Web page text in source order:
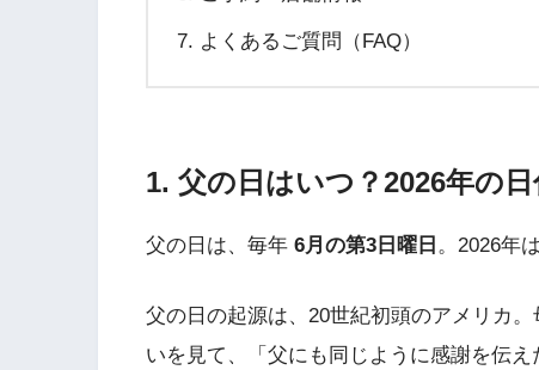
よくあるご質問（FAQ）
1. 父の日はいつ？2026年の
父の日は、毎年 6月の第3日曜日 。2026年は
父の日の起源は、20世紀初頭のアメリカ
いを見て、「父にも同じように感謝を伝